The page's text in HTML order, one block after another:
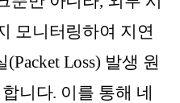
모니터링하여 지연
Loss) 발생 원
니다. 이를 통해 네